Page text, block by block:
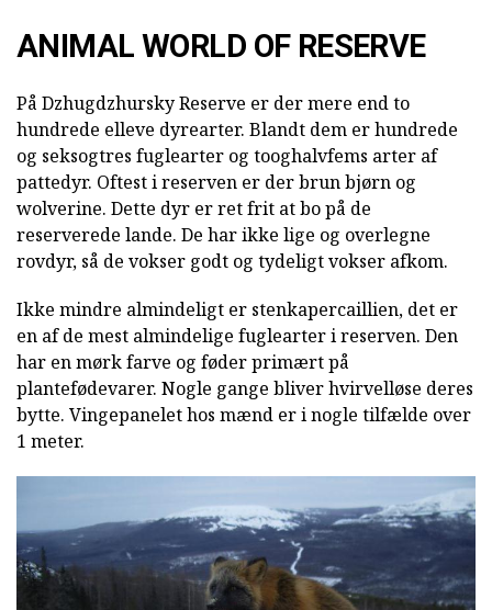
ANIMAL WORLD OF RESERVE
På Dzhugdzhursky Reserve er der mere end to
hundrede elleve dyrearter. Blandt dem er hundrede
og seksogtres fuglearter og tooghalvfems arter af
pattedyr. Oftest i reserven er der brun bjørn og
wolverine. Dette dyr er ret frit at bo på de
reserverede lande. De har ikke lige og overlegne
rovdyr, så de vokser godt og tydeligt vokser afkom.
Ikke mindre almindeligt er stenkapercaillien, det er
en af de mest almindelige fuglearter i reserven. Den
har en mørk farve og føder primært på
plantefødevarer. Nogle gange bliver hvirvelløse deres
bytte. Vingepanelet hos mænd er i nogle tilfælde over
1 meter.